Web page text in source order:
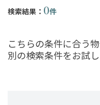
検索結果： 0件
こちらの条件に合う
別の検索条件をお試し